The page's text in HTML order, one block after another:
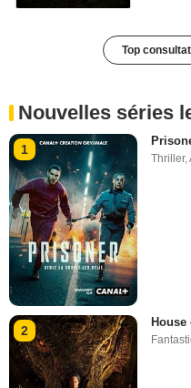
Top
Nouvelles séries
1
Thriller,
2